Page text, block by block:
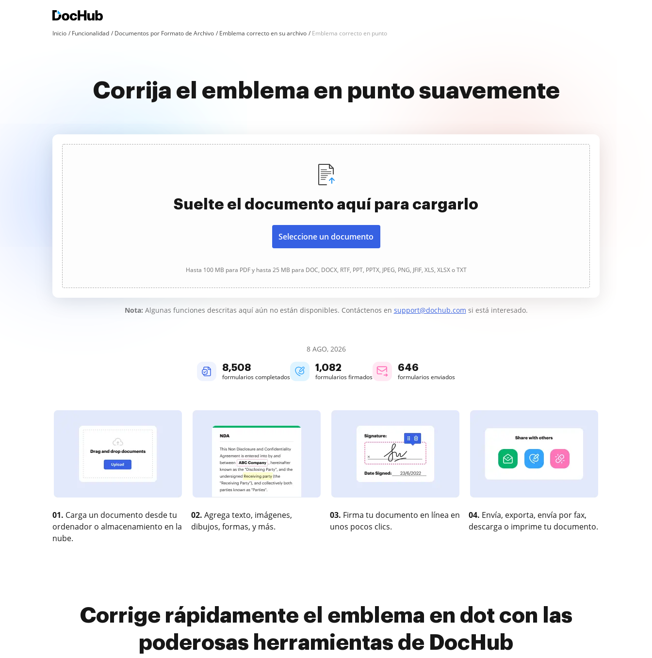
Inicio Funcionalidad Documentos por Formato de Archivo Emblema correcto en su archivo Emblema correcto en punto
Corrija el emblema en punto suavemente
Suelte el documento aquí para cargarlo
Seleccione un documento
Hasta 100 MB para PDF y hasta 25 MB para DOC, DOCX, RTF, PPT, PPTX, JPEG, PNG, JFIF, XLS, XLSX o TXT
Nota: Algunas funciones descritas aquí aún no están disponibles. Contáctenos en support@dochub.com si está interesado.
8 AGO, 2026
8,508
formularios completados
1,082
formularios firmados
647
formularios enviados
01. Carga un documento desde tu
ordenador o almacenamiento en la
nube.
02. Agrega texto, imágenes,
dibujos, formas, y más.
03. Firma tu documento en línea en
unos pocos clics.
04. Envía, exporta, envía por fax,
descarga o imprime tu documento.
Corrige rápidamente el emblema en dot con las
poderosas herramientas de DocHub